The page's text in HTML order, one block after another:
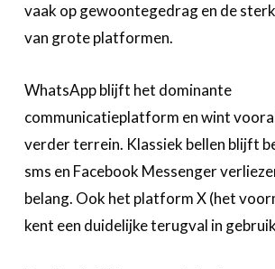
vaak op gewoontegedrag en de
van grote platformen.
WhatsApp blijft het dominante
communicatieplatform en wint
verder terrein. Klassiek bellen blijft
sms en Facebook Messenger
belang. Ook het platform X (het
kent een duidelijke terugval in